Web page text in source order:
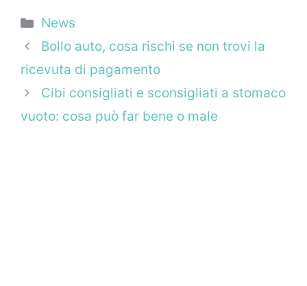
Categorie
News
Bollo auto, cosa rischi se non trovi la
ricevuta di pagamento
Cibi consigliati e sconsigliati a stomaco
vuoto: cosa può far bene o male